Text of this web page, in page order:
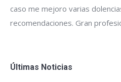
caso me mejoro varias
recomendaciones. Gran
Últimas Noticias